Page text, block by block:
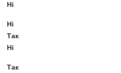
Ні
Ні
Так
Ні
Так